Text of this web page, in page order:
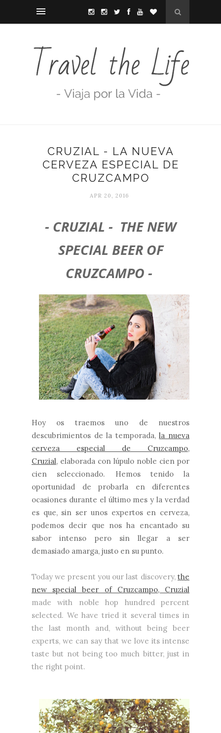
CRUZIAL - LA NUEVA
CERVEZA ESPECIAL DE
CRUZCAMPO
APR 20, 2016
- CRUZIAL - THE NEW
SPECIAL BEER OF
CRUZCAMPO -
Hoy os traemos uno de nuestros
descubrimientos de la temporada,la nueva
cerveza especial de Cruzcampo,
Cruzial, elaborada con lúpulo noble cien por
cien seleccionado. Hemos tenido la
oportunidad de probarla en diferentes
ocasiones durante el último mes y la verdad
es que, sin ser unos expertos en cerveza,
podemos decir que nos ha encantado su
sabor intenso pero sin llegar a ser
demasiado amarga, justo en su punto.
Today we present you our last discovery, the
new special beer of Cruzcampo, Cruzial
made with noble hop hundred percent
selected. We have tried it several times in
the last month and, without being beer
experts, we can say that we love its intense
taste but not being too much bitter, just in
the right point.